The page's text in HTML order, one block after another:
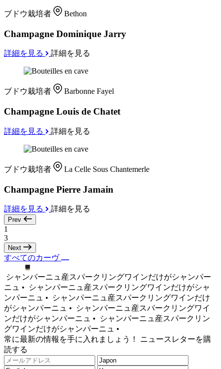
ブドウ栽培者 Bethon
Champagne Dominique Jarry
詳細を見る 詳細を見る
ブドウ栽培者 Barbonne Fayel
Champagne Louis de Chatet
詳細を見る 詳細を見る
ブドウ栽培者 La Celle Sous Chantemerle
Champagne Pierre Jamain
詳細を見る 詳細を見る
Prev
1
3
Next
すべてのカーヴ
シャンパーニュ産スパークリングワインだけがシャンパー
ニュ •
シャンパーニュ産スパークリングワインだけがシャ
ンパーニュ •
シャンパーニュ産スパークリングワインだけ
がシャンパーニュ •
シャンパーニュ産スパークリングワイ
ンだけがシャンパーニュ •
シャンパーニュ産スパークリン
グワインだけがシャンパーニュ •
常に最新の情報を手に入れましょう！ ニュースレターを購
読する